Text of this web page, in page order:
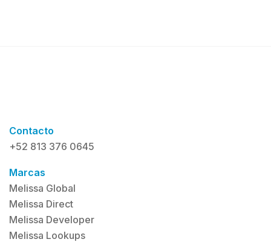
Contacto
+52 813 376 0645
Marcas
Melissa Global
Melissa Direct
Melissa Developer
Melissa Lookups